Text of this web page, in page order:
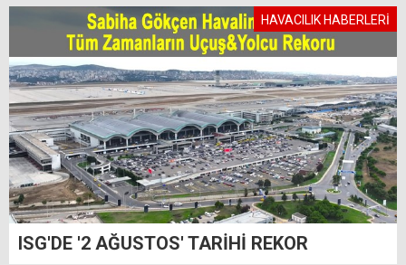
HAVACILIK HABERLERİ
ISG'DE '2 AĞUSTOS' TARİHİ REKOR